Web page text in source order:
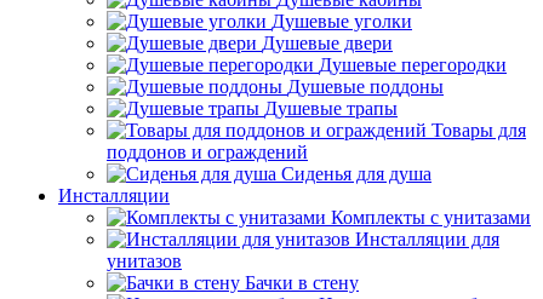
Душевые уголки
Душевые двери
Душевые перегородки
Душевые поддоны
Душевые трапы
Товары для
поддонов и ограждений
Сиденья для душа
Инсталляции
Комплекты с унитазами
Инсталляции для
унитазов
Бачки в стену